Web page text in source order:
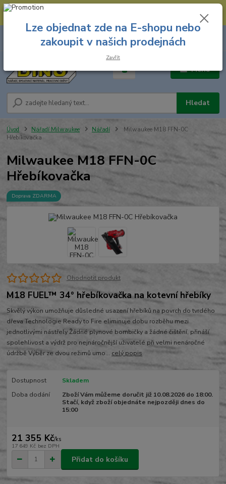
--- Spojovací materiál: 774 431 045 --- Prodejna nářadí: 731 449 423 --
Menu
Hledat
8.00 hod. - 16.00 hod.
za
Úvod Nářadí Milwaukee Nářadí
Milwaukee M18 FFN-0C
Hřebíkovačka
Milwaukee M18 FFN-0C
Hřebíkovačka
Doprava ZDARMA
Ohodnotit produkt
M18 FUEL™ 34° hřebíkovačka na kotevní hřebíky
Skvělý výkon umožňuje důsledné usazení hřebíků na povrch do tvrdého
dřeva Technologie Ready to Fire eliminuje dobu rozběhu mezi
jednotlivými nástřely Žádné plynové bombičky a žádné čištění, přináší
spolehlivost a výdrž pro nejnáročnější uživatelé při velmi nenáročné
údržbě Výběr ze dvou režimů umo... celý popis
Dostupnost
Skladem
Doba dodání
Zboží Vám můžeme doručit již 10.08.2026 do 18:00.
Stačí, když zboží objednáte nejpozději dnes do
15:00
21 355 Kč/ks
17 649 Kč bez DPH
Přidat do košíku
Lze objednat zde na E-shopu nebo
zakoupit v našich prodejnách
Zavřít